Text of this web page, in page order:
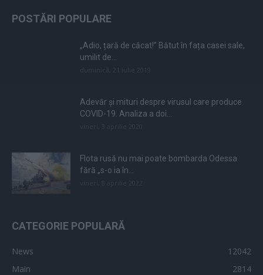
POSTĂRI POPULARE
„Adio, țară de căcat!” Bătut în fața casei sale,
umilit de...
Adevăr și mituri despre virusul care produce
COVID-19. Analiza a doi...
Flota rusă nu mai poate bombarda Odessa
fără „s-o ia în...
CATEGORIE POPULARĂ
News
12042
Main
2814